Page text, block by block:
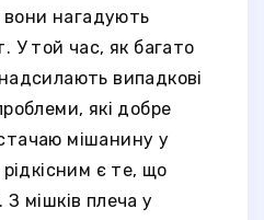
вони нагадують
У той час, як багато
випадкові
які добре
мішанину у
рідкісним є те, що
мішків плеча у